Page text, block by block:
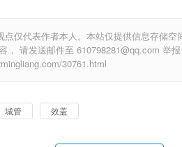
仅代表作者本人。本站仅提供信息存储
请发送邮件至 610798281@qq.com 举报
30761.html
城管 效盖